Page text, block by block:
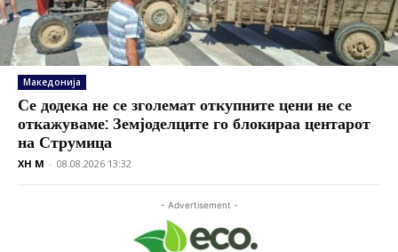
Македонија
Се додека не се зголемат откупните цени не се
откажуваме: Земјоделците го блокираа центарот
на Струмица
XH M - 08.08.2026 13:32
- Advertisement -